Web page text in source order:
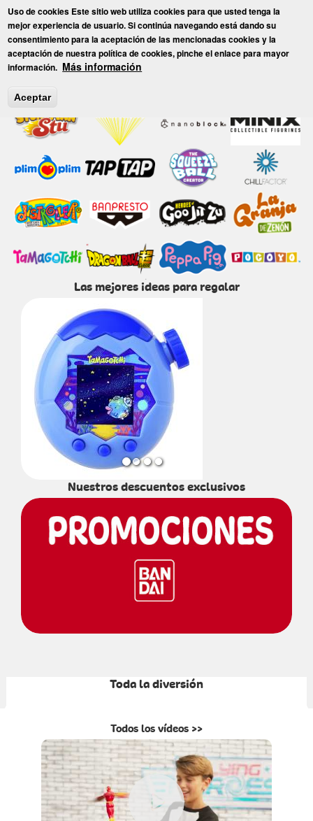
Uso de cookies Este sitio web utiliza cookies para que usted tenga la
mejor experiencia de usuario. Si continúa navegando está dando su
consentimiento para la aceptación de las mencionadas cookies y la
aceptación de nuestra política de cookies, pinche el enlace para mayor
información. Más información
Aceptar
Pasar
contenido
principal
Nuestras Marcas
Las mejores ideas para regalar
Nuestros descuentos exclusivos
Toda la diversión
Todos los vídeos >>